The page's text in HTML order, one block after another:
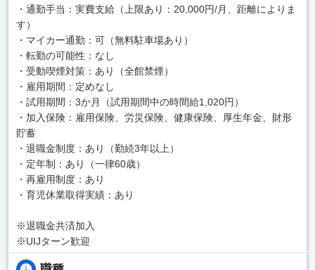
・通勤手当：実費支給（上限あり：20,000円/月、距離によりま
す）
・マイカー通勤：可（無料駐車場あり）
・転勤の可能性：なし
・受動喫煙対策：あり（全館禁煙）
・雇用期間：定めなし
・試用期間：3か月（試用期間中の時間給1,020円）
・加入保険：雇用保険、労災保険、健康保険、厚生年金、財形
貯蓄
・退職金制度：あり（勤続3年以上）
・定年制：あり（一律60歳）
・再雇用制度：あり
・育児休業取得実績：あり
※退職金共済加入
※UIJターン歓迎